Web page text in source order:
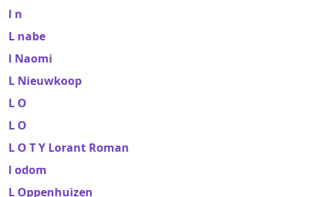
l n
L nabe
l Naomi
L Nieuwkoop
L O
L O
L O T Y Lorant Roman
l odom
L Oppenhuizen